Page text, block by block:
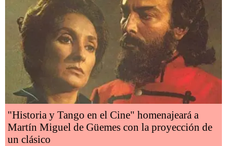
"Historia y Tango en el Cine" homenajeará a
Martín Miguel de Güemes con la proyección de
un clásico